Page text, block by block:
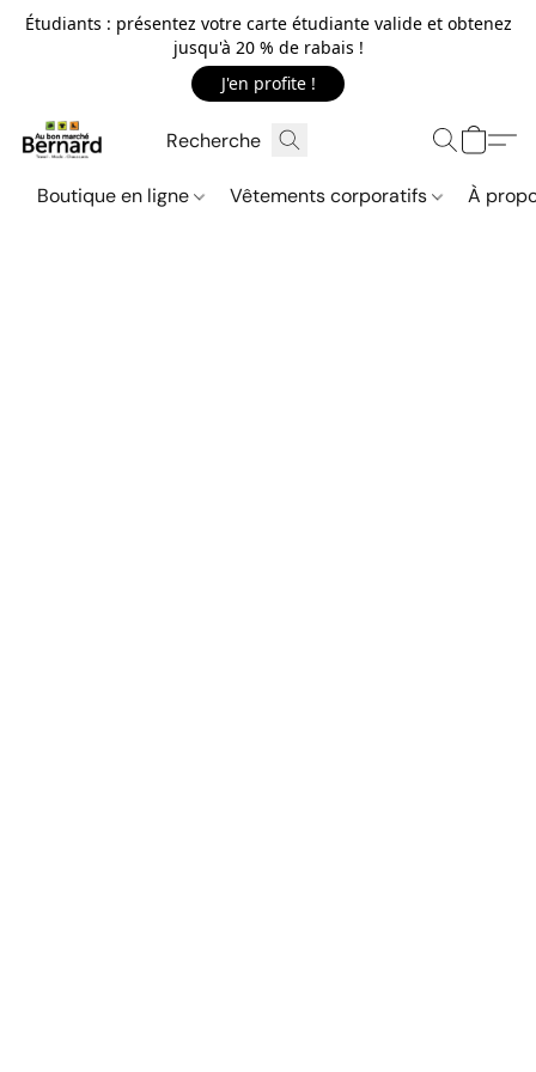
Étudiants : présentez votre carte étudiante valide et obtenez
jusqu'à 20 % de rabais !
J'en profite !
Boutique en ligne Vêtements corporatifs À